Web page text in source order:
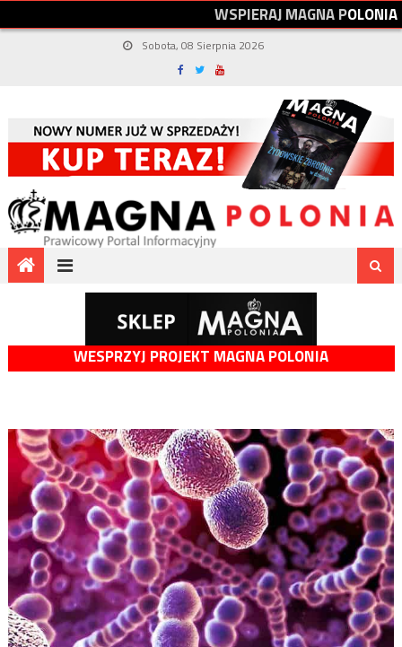
WSPIERAJMAGNAPOLONIA
Sobota, 08 Sierpnia 2026
WESPRZYJ PROJEKT MAGNA POLONIA